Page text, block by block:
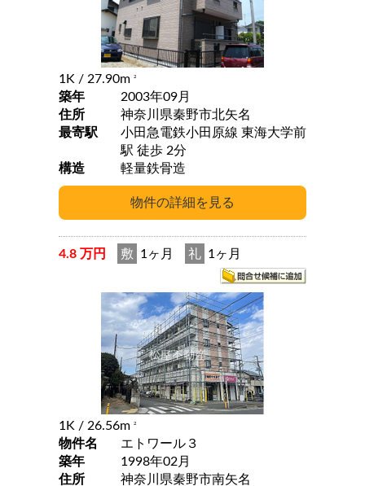
1K / 27.90m 2
築年
2003年09月
住所
神奈川県秦野市北矢名
最寄駅
小田急電鉄小田原線 東海大学前
駅 徒歩 2分
構造
軽量鉄骨造
4.8 万円 敷 1ヶ月 礼 1ヶ月
1K / 26.56m 2
物件名
エトワール３
築年
1998年02月
住所
神奈川県秦野市南矢名